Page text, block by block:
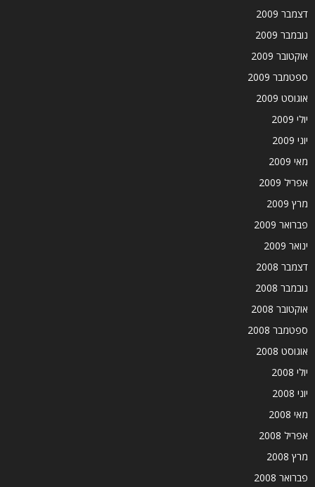
דצמבר 2009
נובמבר 2009
אוקטובר 2009
ספטמבר 2009
אוגוסט 2009
יולי 2009
יוני 2009
מאי 2009
אפריל 2009
מרץ 2009
פברואר 2009
ינואר 2009
דצמבר 2008
נובמבר 2008
אוקטובר 2008
ספטמבר 2008
אוגוסט 2008
יולי 2008
יוני 2008
מאי 2008
אפריל 2008
מרץ 2008
פברואר 2008